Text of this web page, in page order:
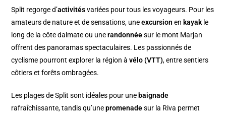
Split regorge d’activitésvariées pour tous les voyageurs. Pour les
amateurs de nature et de sensations, uneexcursion en kayak le
long de la côte dalmate ou unerandonnéesur le mont Marjan
offrent des panoramas spectaculaires. Les passionnés de
cyclisme pourront explorer la région àvélo (VTT), entre sentiers
côtiers et forêts ombragées.
Les plages de Split sont idéales pour une baignade
rafraîchissante, tandis qu’unepromenadesur la Riva permet